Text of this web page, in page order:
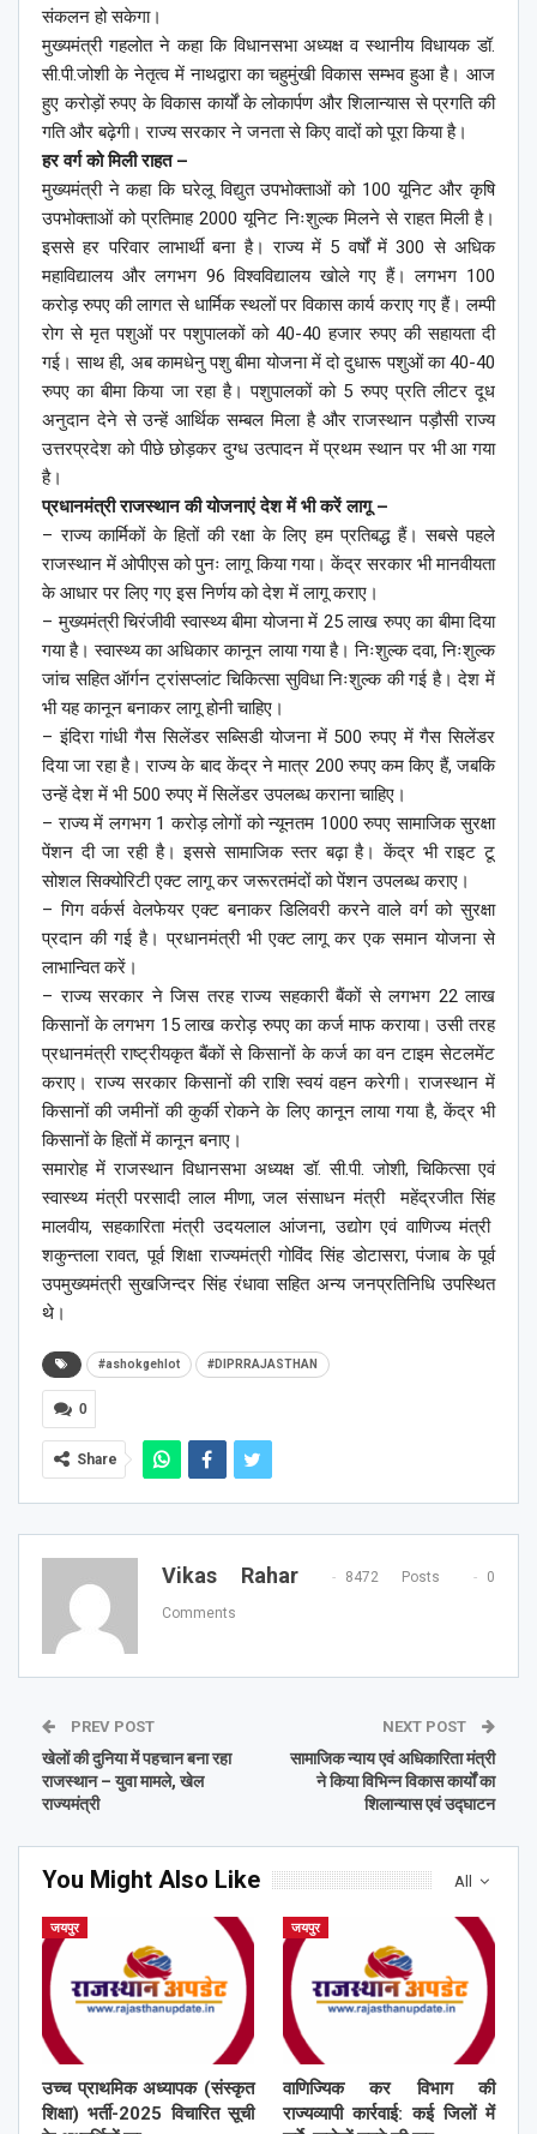
संकलन हो सकेगा।
मुख्यमंत्री गहलोत ने कहा कि विधानसभा अध्यक्ष व स्थानीय विधायक डॉ.
सी.पी.जोशी के नेतृत्व में नाथद्वारा का चहुमुंखी विकास सम्भव हुआ है। आज
हुए करोड़ों रुपए के विकास कार्यों के लोकार्पण और शिलान्यास से प्रगति की
गति और बढ़ेगी। राज्य सरकार ने जनता से किए वादों को पूरा किया है।
हर वर्ग को मिली राहत –
मुख्यमंत्री ने कहा कि घरेलू विद्युत उपभोक्ताओं को 100 यूनिट और कृषि
उपभोक्ताओं को प्रतिमाह 2000 यूनिट निःशुल्क मिलने से राहत मिली है।
इससे हर परिवार लाभार्थी बना है। राज्य में 5 वर्षों में 300 से अधिक
महाविद्यालय और लगभग 96 विश्वविद्यालय खोले गए हैं। लगभग 100
करोड़ रुपए की लागत से धार्मिक स्थलों पर विकास कार्य कराए गए हैं। लम्पी
रोग से मृत पशुओं पर पशुपालकों को 40-40 हजार रुपए की सहायता दी
गई। साथ ही, अब कामधेनु पशु बीमा योजना में दो दुधारू पशुओं का 40-40
रुपए का बीमा किया जा रहा है। पशुपालकों को 5 रुपए प्रति लीटर दूध
अनुदान देने से उन्हें आर्थिक सम्बल मिला है और राजस्थान पड़ौसी राज्य
उत्तरप्रदेश को पीछे छोड़कर दुग्ध उत्पादन में प्रथम स्थान पर भी आ गया
है।
प्रधानमंत्री राजस्थान की योजनाएं देश में भी करें लागू –
– राज्य कार्मिकों के हितों की रक्षा के लिए हम प्रतिबद्ध हैं। सबसे पहले
राजस्थान में ओपीएस को पुनः लागू किया गया। केंद्र सरकार भी मानवीयता
के आधार पर लिए गए इस निर्णय को देश में लागू कराए।
– मुख्यमंत्री चिरंजीवी स्वास्थ्य बीमा योजना में 25 लाख रुपए का बीमा दिया
गया है। स्वास्थ्य का अधिकार कानून लाया गया है। निःशुल्क दवा, निःशुल्क
जांच सहित ऑर्गन ट्रांसप्लांट चिकित्सा सुविधा निःशुल्क की गई है। देश में
भी यह कानून बनाकर लागू होनी चाहिए।
– इंदिरा गांधी गैस सिलेंडर सब्सिडी योजना में 500 रुपए में गैस सिलेंडर
दिया जा रहा है। राज्य के बाद केंद्र ने मात्र 200 रुपए कम किए हैं, जबकि
उन्हें देश में भी 500 रुपए में सिलेंडर उपलब्ध कराना चाहिए।
– राज्य में लगभग 1 करोड़ लोगों को न्यूनतम 1000 रुपए सामाजिक सुरक्षा
पेंशन दी जा रही है। इससे सामाजिक स्तर बढ़ा है। केंद्र भी राइट टू
सोशल सिक्योरिटी एक्ट लागू कर जरूरतमंदों को पेंशन उपलब्ध कराए।
– गिग वर्कर्स वेलफेयर एक्ट बनाकर डिलिवरी करने वाले वर्ग को सुरक्षा
प्रदान की गई है। प्रधानमंत्री भी एक्ट लागू कर एक समान योजना से
लाभान्वित करें।
– राज्य सरकार ने जिस तरह राज्य सहकारी बैंकों से लगभग 22 लाख
किसानों के लगभग 15 लाख करोड़ रुपए का कर्ज माफ कराया। उसी तरह
प्रधानमंत्री राष्ट्रीयकृत बैंकों से किसानों के कर्ज का वन टाइम सेटलमेंट
कराए। राज्य सरकार किसानों की राशि स्वयं वहन करेगी। राजस्थान में
किसानों की जमीनों की कुर्की रोकने के लिए कानून लाया गया है, केंद्र भी
किसानों के हितों में कानून बनाए।
समारोह में राजस्थान विधानसभा अध्यक्ष डॉ. सी.पी. जोशी, चिकित्सा एवं
स्वास्थ्य मंत्री परसादी लाल मीणा, जल संसाधन मंत्री महेंद्रजीत सिंह
मालवीय, सहकारिता मंत्री उदयलाल आंजना, उद्योग एवं वाणिज्य मंत्री
शकुन्तला रावत, पूर्व शिक्षा राज्यमंत्री गोविंद सिंह डोटासरा, पंजाब के पूर्व
उपमुख्यमंत्री सुखजिन्दर सिंह रंधावा सहित अन्य जनप्रतिनिधि उपस्थित
थे।
#ashokgehlot #DIPRRAJASTHAN
0
Share
Vikas Rahar 8472 Posts 0
Comments
PREV POST
खेलों की दुनिया में पहचान बना रहा
राजस्थान – युवा मामले, खेल
राज्यमंत्री
NEXT POST
सामाजिक न्याय एवं अधिकारिता मंत्री
ने किया विभिन्न विकास कार्यों का
शिलान्यास एवं उद्घाटन
All
You Might Also Like
जयपुर
उच्च प्राथमिक अध्यापक (संस्कृत
शिक्षा) भर्ती-2025 विचारित सूची
जयपुर
वाणिज्यिक कर विभाग की
राज्यव्यापी कार्रवाई: कई जिलों में